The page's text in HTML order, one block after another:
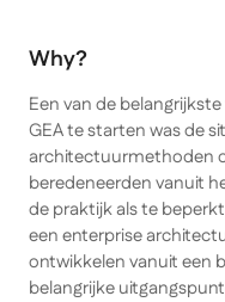
Why?
Een van de
GEA te starten was de
architectuurmethoden
beredeneerden vanuit
de praktijk als te
een enterprise
ontwikkelen vanuit een
belangrijke